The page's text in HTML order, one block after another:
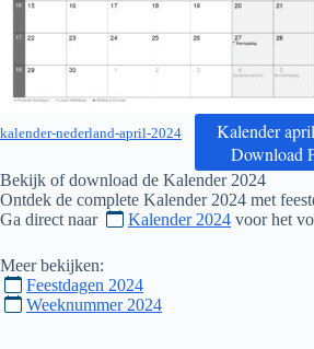
kalender-nederland-april-2024
Kalender
Download
Bekijk of download de Kalender 2024
Ontdek de complete Kalender 2024 met
Ga direct naar
Kalender 2024 voor het
Meer bekijken:
Feestdagen 2024
Weeknummer 2024